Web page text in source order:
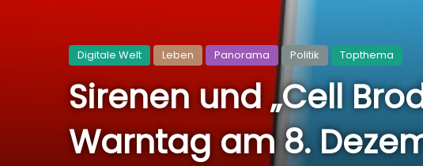
Digitale Welt Leben Panorama Politik Topthema
Sirenen und „Cell
Warntag am 8.